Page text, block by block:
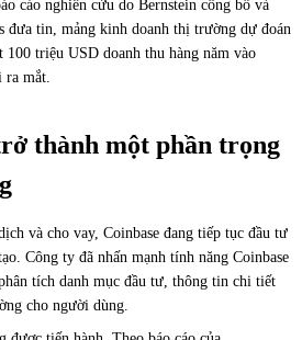
cáo nghiên cứu do Bernstein công bố và
đưa tin, mảng kinh doanh thị trường dự đoán
100 triệu USD doanh thu hàng năm vào
ra mắt.
thành một phần trọng
và cho vay, Coinbase đang tiếp tục đầu tư
Công ty đã nhấn mạnh tính năng Coinbase
tích danh mục đầu tư, thông tin chi tiết
cho người dùng.